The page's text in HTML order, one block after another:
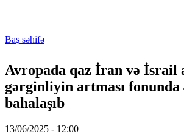
Baş səhifə
Avropada qaz İran və İsrail
gərginliyin artması fonunda
bahalaşıb
13/06/2025 - 12:00